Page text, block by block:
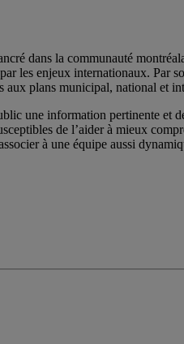
dans la communauté
les enjeux internationaux. Par
plans municipal, national et
une information pertinente et
de l’aider à mieux
à une équipe aussi